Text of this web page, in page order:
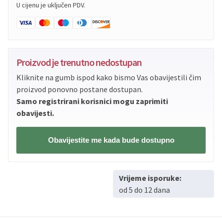
U cijenu je uključen PDV.
Proizvod je trenutno nedostupan
Kliknite na gumb ispod kako bismo Vas obavijestili čim
proizvod ponovno postane dostupan.
Samo registrirani korisnici mogu zaprimiti
obavijesti.
Obavijestite me kada bude dostupno
Vrijeme isporuke:
od 5 do 12 dana